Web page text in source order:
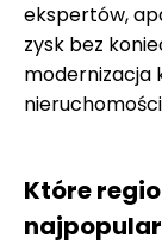
ekspertów,
zysk bez
modernizacja
Które